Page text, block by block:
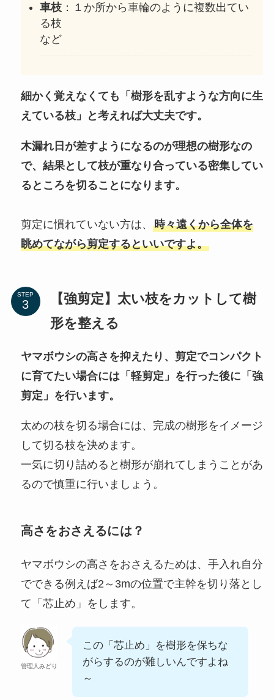
車枝 ：１か所から車輪のように複数出てい
る枝
など
細かく覚えなくても「樹形を乱すような方向に生
えている枝」と考えれば大丈夫です。
木漏れ日が差すようになるのが理想の樹形なの
で、結果として枝が重なり合っている密集してい
るところを切ることになります。
剪定に慣れていない方は、 時々遠くから全体を
眺めてながら剪定するといいですよ。
STEP
【強剪定】太い枝をカットして樹
形を整える
ヤマボウシの高さを抑えたり、剪定でコンパクト
に育てたい場合には「軽剪定」を行った後に「強
剪定」を行います。
太めの枝を切る場合には、完成の樹形をイメージ
して切る枝を決めます。
一気に切り詰めると樹形が崩れてしまうことがあ
るので慎重に行いましょう。
高さをおさえるには？
ヤマボウシの高さをおさえるためは、手入れ自分
でできる例えば2～3mの位置で主幹を切り落とし
て「芯止め」をします。
管理人みどり
この「芯止め」を樹形を保ちな
がらするのが難しいんですよね
～